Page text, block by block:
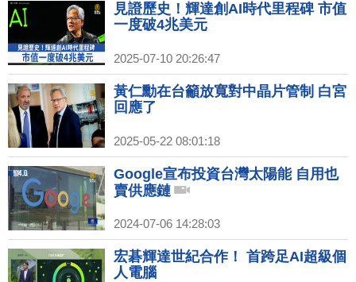
見證歷史！輝達創AI時代里程碑 市值
一度破4兆美元
2025-07-10 20:26:47
黃仁勳在台籲放寬對中晶片管制 白宮
回應了
2025-05-22 08:01:18
Google宣布投資台灣太陽能 自用也
賣供應鏈
2024-07-06 14:28:03
宏碁輝達世紀合作！ 首跨足AI超級個
人電腦